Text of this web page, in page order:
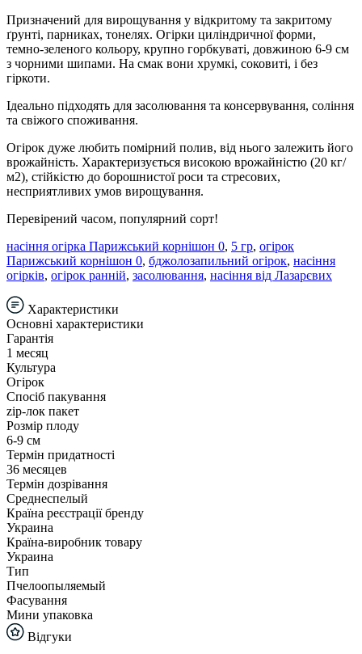
Призначений для вирощування у відкритому та закритому
ґрунті, парниках, тонелях. Огірки циліндричної форми,
темно-зеленого кольору, крупно горбкуваті, довжиною 6-9 см
з чорними шипами. На смак вони хрумкі, соковиті, і без
гіркоти.
Ідеально підходять для засолювання та консервування, соління
та свіжого споживання.
Огірок дуже любить помірний полив, від нього залежить його
врожайність. Характеризується високою врожайністю (20 кг/
м2), стійкістю до борошнистої роси та стресових,
несприятливих умов вирощування.
Перевірений часом, популярний сорт!
насіння огірка Парижський корнішон 0, 5 гр, огірок
Парижський корнішон 0, бджолозапильний огірок, насіння
огірків, огірок ранній, засолювання, насіння від Лазарєвих
Характеристики
Основні характеристики
Гарантія
1 месяц
Культура
Огірок
Спосіб пакування
zip-лок пакет
Розмір плоду
6-9 см
Термін придатності
36 месяцев
Термін дозрівання
Среднеспелый
Країна реєстрації бренду
Украина
Країна-виробник товару
Украина
Тип
Пчелоопыляемый
Фасування
Мини упаковка
Відгуки